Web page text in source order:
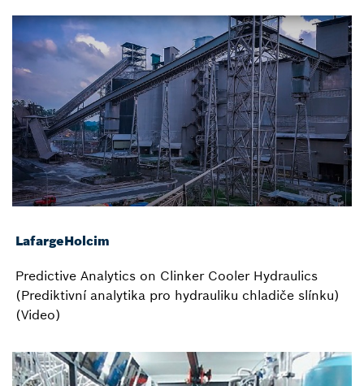
LafargeHolcim
Predictive Analytics on Clinker Cooler Hydraulics
(Prediktivní analytika pro hydrauliku chladiče slínku)
(Video)